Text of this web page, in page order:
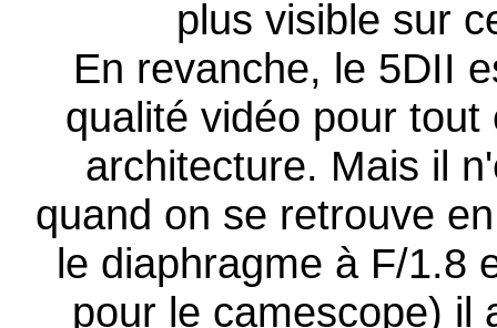
plus visible sur
En revanche, le 5DII
qualité vidéo pour
architecture. Mais il
quand on se retrouve
le diaphragme à F/1.8
pour le camescope) il